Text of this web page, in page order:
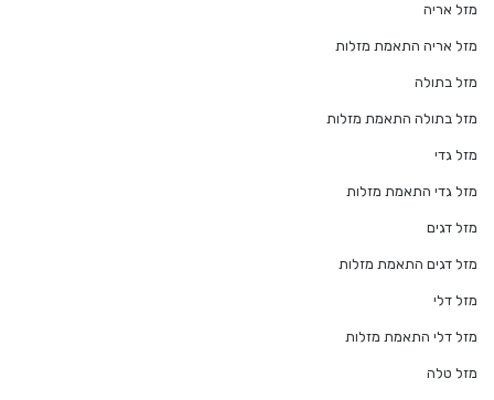
מזל אריה
מזל אריה התאמת מזלות
מזל בתולה
מזל בתולה התאמת מזלות
מזל גדי
מזל גדי התאמת מזלות
מזל דגים
מזל דגים התאמת מזלות
מזל דלי
מזל דלי התאמת מזלות
מזל טלה